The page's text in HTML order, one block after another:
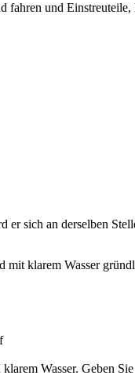
fahren und
sich an derselben
klarem Wasser
Wasser. Geben